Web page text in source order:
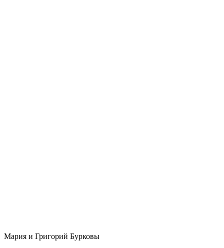
Мария и Григорий Бурковы